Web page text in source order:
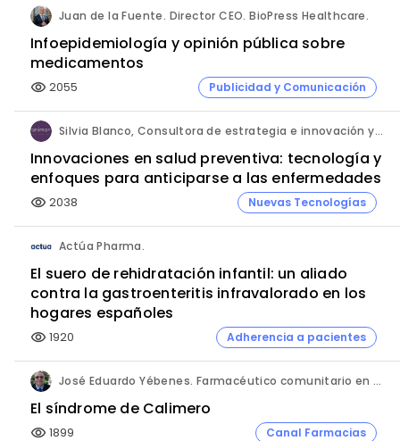
Juan de la Fuente. Director CEO. BioPress Healthcare.
Infoepidemiología y opinión pública sobre
medicamentos
visibility 2055 Publicidad y Comunicación
Silvia Blanco, Consultora de estrategia e innovación y Ana Leal, Consultora Senior de estrategia e innovación. ANIMA.
Innovaciones en salud preventiva: tecnología y
enfoques para anticiparse a las enfermedades
visibility 2038 Nuevas Tecnologías
Actúa Pharma.
El suero de rehidratación infantil: un aliado
contra la gastroenteritis infravalorado en los
hogares españoles
visibility 1920 Adherencia a pacientes
José Eduardo Yébenes. Farmacéutico comunitario en Mijas (Málaga).
El síndrome de Calimero
visibility 1899 Canal Farmacias